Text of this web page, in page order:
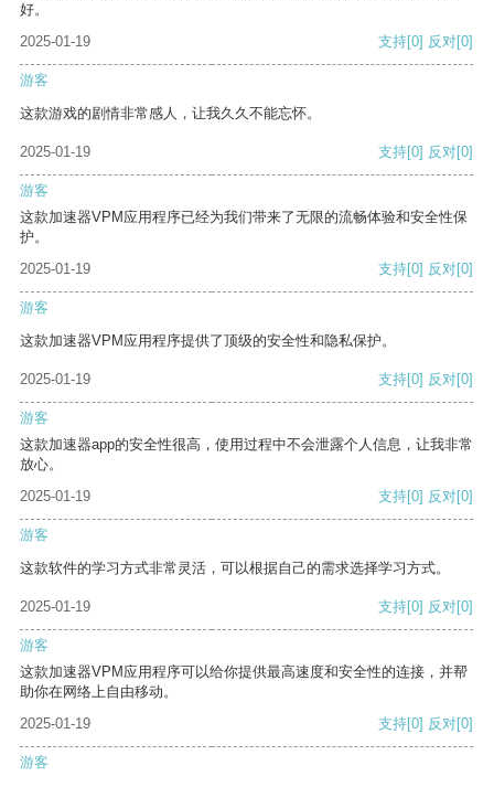
好。
2025-01-19
支持[0] 反对[0]
游客
这款游戏的剧情非常感人，让我久久不能忘怀。
2025-01-19 支持[0] 反对[0]
游客
这款加速器VPM应用程序已经为我们带来了无限的流畅体验和安全性保
护。
2025-01-19
支持[0] 反对[0]
游客
这款加速器VPM应用程序提供了顶级的安全性和隐私保护。
2025-01-19 支持[0] 反对[0]
游客
这款加速器app的安全性很高，使用过程中不会泄露个人信息，让我非常
放心。
2025-01-19
支持[0] 反对[0]
游客
这款软件的学习方式非常灵活，可以根据自己的需求选择学习方式。
2025-01-19 支持[0] 反对[0]
游客
这款加速器VPM应用程序可以给你提供最高速度和安全性的连接，并帮
助你在网络上自由移动。
2025-01-19
支持[0] 反对[0]
游客